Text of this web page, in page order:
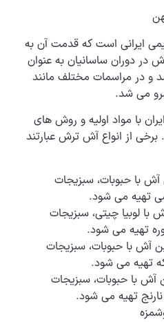
ایرانی است که قدمت آن به
در دوران ساسانیان به عنوان
در مراسمات مختلف مانند
می شد.
با مواد اولیه و روش های
از انواع آش ترش عبارتند
با حبوبات، سبزیجات
تهیه می شود.
لوبیا چیتی، سبزیجات
تهیه می شود.
آش با حبوبات، سبزیجات
تهیه می شود.
آش با حبوبات، سبزیجات
تهیه می شود.